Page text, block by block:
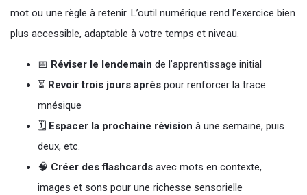
mot ou une règle à retenir. L’outil numérique rend l’exercice bien
plus accessible, adaptable à votre temps et niveau.
📅 Réviser le lendemain de l’apprentissage initial
⏳ Revoir trois jours après pour renforcer la trace
mnésique
🗓 Espacer la prochaine révision à une semaine, puis
deux, etc.
🧠 Créer des flashcards avec mots en contexte,
images et sons pour une richesse sensorielle